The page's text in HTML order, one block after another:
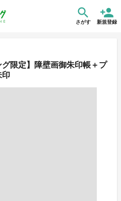
さがす 新規登録
グ限定】障壁画御朱印帳＋プ
印